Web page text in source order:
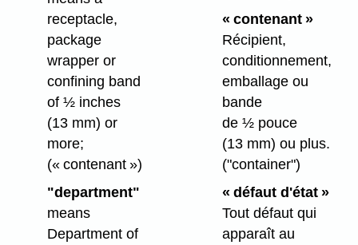
receptacle,
package
wrapper or
confining band
of ½ inches
(13 mm) or
more;
(« contenant »)
"department"
means
Department of
« contenant »
Récipient,
conditionnement,
emballage ou
bande
de ½ pouce
(13 mm) ou plus.
("container")
« défaut d'état »
Tout défaut qui
apparaît au